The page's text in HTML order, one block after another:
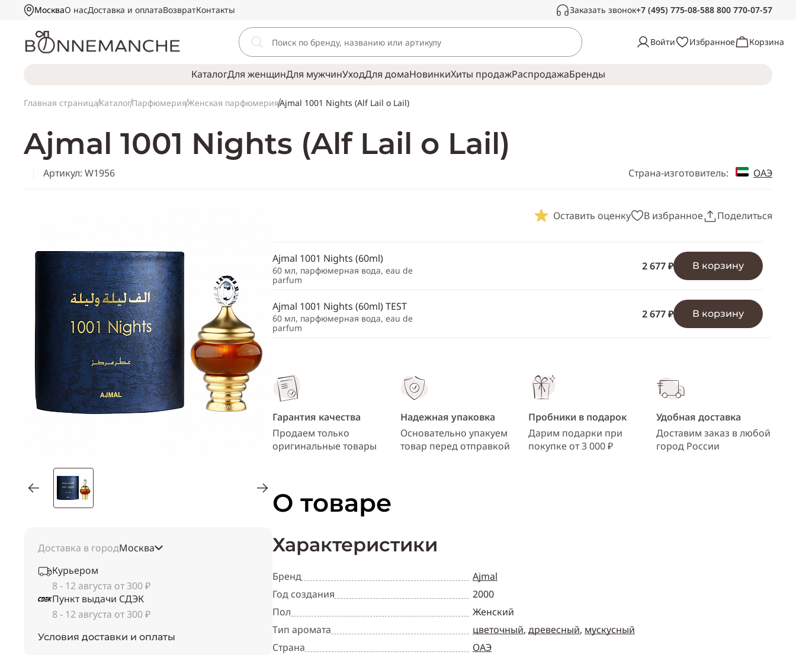
МоскваО насДоставка и оплатаВозвратКонтакты Заказать звонок+7 (495) 775-08-588 800 770-07-57
Связаться с нами
ответим на ваши вопросы
Войти Избранное Корзина
КаталогДля женщинДля мужчинУходДля домаНовинкиХиты продажРаспродажаБрeнды
Главная страницаКаталогПарфюмерияЖенская парфюмерияAjmal 1001 Nights (Alf Lail o Lail)
Ajmal 1001 Nights (Alf Lail o Lail)
Артикул: W1956 Страна-изготовитель: ОАЭ
Доставка в городМосква
Курьером
8 - 12 августа от 300 ₽
Пункт выдачи СДЭК
8 - 12 августа от 300 ₽
Условия доставки и оплаты
Оставить оценку В избранное Поделиться
Скопировать
ссылку
WhatsApp
Ajmal 1001 Nights (60ml)
60 мл, парфюмерная вода, eau de
parfum
2 677 ₽ В корзину
Ajmal 1001 Nights (60ml) TEST
60 мл, парфюмерная вода, eau de
parfum
2 677 ₽ В корзину
Гарантия качества
Продаем только
оригинальные товары
Надежная упаковка
Основательно упакуем
товар перед отправкой
Пробники в подарок
Дарим подарки при
покупке от 3 000 ₽
Удобная доставка
Доставим заказ в любой
город России
О товаре
Характеристики
Бренд
Год создания
Пол
Тип аромата
Страна
Ajmal
2000
Женский
цветочный, древесный, мускусный
ОАЭ